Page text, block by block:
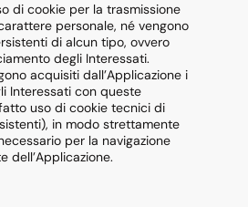
di cookie per la trasmissione
personale, né vengono
di alcun tipo, ovvero
degli Interessati.
acquisiti dall’Applicazione i
Interessati con queste
uso di cookie tecnici di
in modo strettamente
per la navigazione
dell’Applicazione.